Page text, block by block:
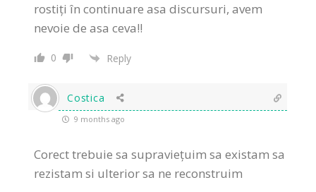
rostiți în continuare asa discursuri, avem
nevoie de asa ceva!!
0 Reply
Costica
9 months ago
Corect trebuie sa supraviețuim sa existam sa
rezistam si ulterior sa ne reconstruim